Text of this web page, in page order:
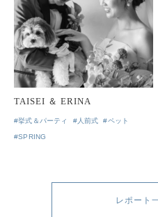
TAISEI ＆ ERINA
#挙式＆パーティ #人前式 #ペット
#SPRING
レポート